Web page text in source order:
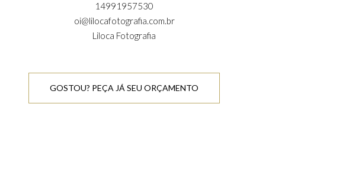
14991957530
oi@lilocafotografia.com.br
Liloca Fotografia
GOSTOU? PEÇA JÁ SEU ORÇAMENTO